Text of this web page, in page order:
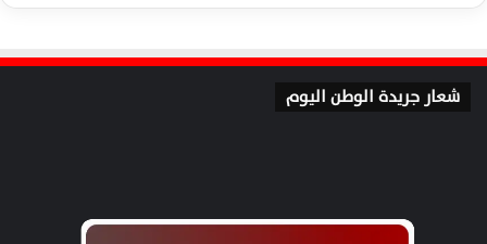
شعار جريدة الوطن اليوم